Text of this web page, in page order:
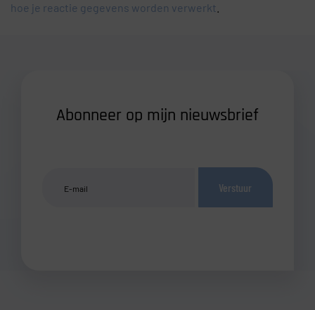
hoe je reactie gegevens worden verwerkt
Abonneer op mijn nieuwsbrief
Verstuur